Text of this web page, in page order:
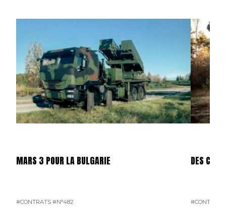
MARS 3 POUR LA BULGARIE
#CONTRATS #N°482
DES
#CONTRATS